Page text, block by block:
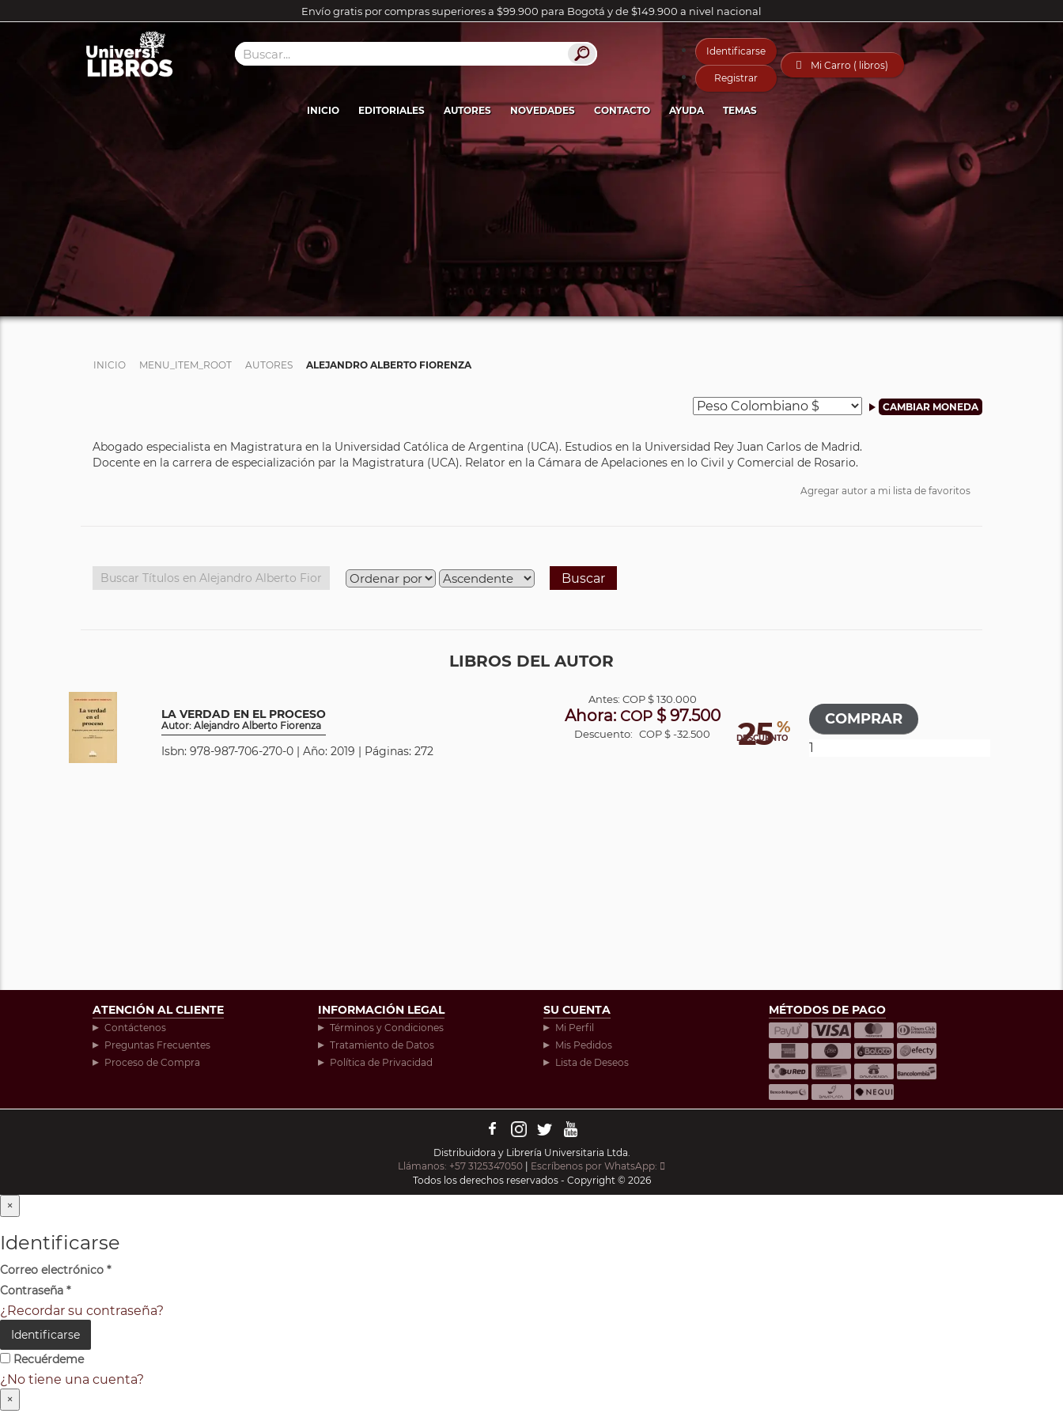
Envío gratis por compras superiores a $99.900 para Bogotá y de $149.900 a nivel nacional
Identificarse
Registrar
 Mi Carro ( libros)
INICIO EDITORIALES AUTORES NOVEDADES CONTACTO AYUDA TEMAS
INICIO MENU_ITEM_ROOT AUTORES ALEJANDRO ALBERTO FIORENZA
Abogado especialista en Magistratura en la Universidad Católica de Argentina (UCA). Estudios en la Universidad Rey Juan Carlos de Madrid.
Docente en la carrera de especialización par la Magistratura (UCA). Relator en la Cámara de Apelaciones en lo Civil y Comercial de Rosario.
Agregar autor a mi lista de favoritos
Buscar
LIBROS DEL AUTOR
LA VERDAD EN EL PROCESO
Autor: Alejandro Alberto Fiorenza
Isbn: 978-987-706-270-0 | Año: 2019 | Páginas: 272 25 %
DESCUENTO
Antes: COP$ 130.000
Ahora: COP$ 97.500
Descuento: COP $ -32.500
ATENCIÓN AL CLIENTE
Contáctenos
Preguntas Frecuentes
Proceso de Compra
INFORMACIÓN LEGAL
Términos y Condiciones
Tratamiento de Datos
Política de Privacidad
SU CUENTA
Mi Perfil
Mis Pedidos
Lista de Deseos
MÉTODOS DE PAGO
Distribuidora y Librería Universitaria Ltda.
Llámanos: +57 3125347050
Escríbenos por WhatsApp:
Todos los derechos reservados - Copyright © 2026
×
Identificarse
Correo electrónico *
Contraseña *
¿Recordar su contraseña?
Identificarse
Recuérdeme
¿No tiene una cuenta?
×